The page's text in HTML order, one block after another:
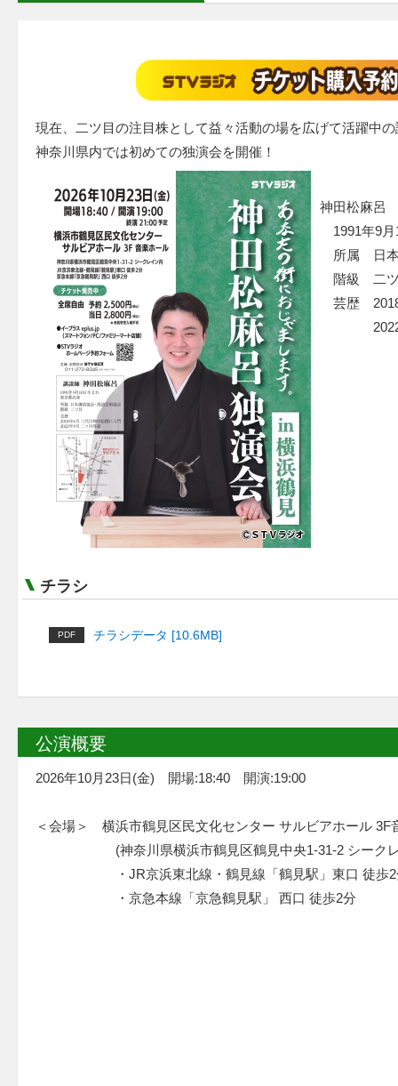
現在、二ツ目の注目株として益々活動の場を広げて活躍中
神奈川県内では初めての独演会を開催！
神田松麻呂
1991年9
所属 日本
階級 二
芸歴 2018
2022年
チラシ
PDF チラシデータ [10.6MB]
公演概要
2026年10月23日(金) 開場:18:40 開演:19:00
＜会場＞ 横浜市鶴見区民文化センター サルビアホール 3F
(神奈川県横浜市鶴見区鶴見中央1-31-2 シークレ
・JR京浜東北線・鶴見線「鶴見駅」東口 徒歩2
・京急本線「京急鶴見駅」 西口 徒歩2分